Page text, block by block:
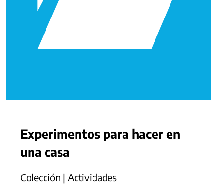
Experimentos para hacer en
una casa
Colección | Actividades